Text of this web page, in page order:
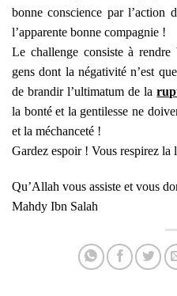
bonne conscience par l’action
l’apparente bonne compagnie !
Le challenge consiste à
gens dont la négativité n’est
de brandir l’ultimatum de la
la bonté et la gentilesse ne
et la méchanceté !
Gardez espoir ! Vous respirez
Qu’Allah vous assiste et vous
Mahdy Ibn Salah